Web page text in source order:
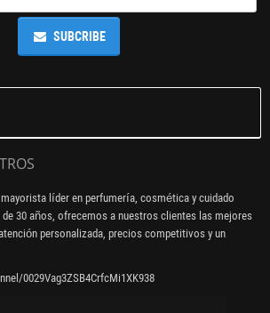
SUBCRIBE
mayorista líder en perfumería, cosmética y cuidado
de 30 años, ofrecemos a nuestros clientes las mejores
personalizada, precios competitivos y un
0029Vag3ZSB4CrfcMi1XK938